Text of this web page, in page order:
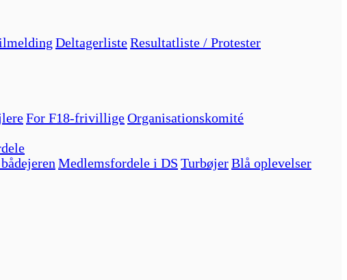
DeltagerlisteResultatliste / Protester
For F18-frivilligeOrganisationskomité
Medlemsfordele i DS TurbøjerBlå oplevelser